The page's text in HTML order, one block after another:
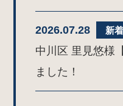
2026.07.28 新
中川区 里見悠様
ました！